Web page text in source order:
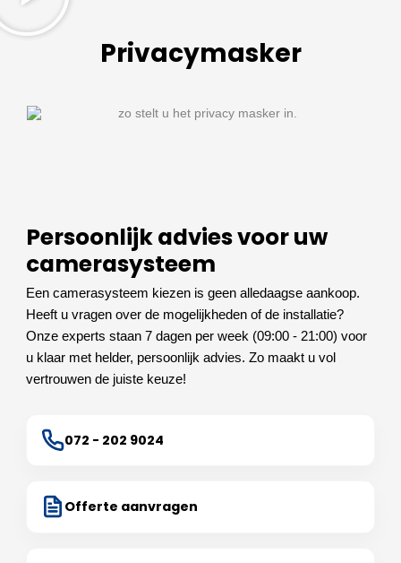
Privacymasker
Persoonlijk advies voor uw
camerasysteem
Een camerasysteem kiezen is geen alledaagse aankoop.
Heeft u vragen over de mogelijkheden of de installatie?
Onze experts staan 7 dagen per week (09:00 - 21:00) voor
u klaar met helder, persoonlijk advies. Zo maakt u vol
vertrouwen de juiste keuze!
072 - 202 9024
Offerte aanvragen